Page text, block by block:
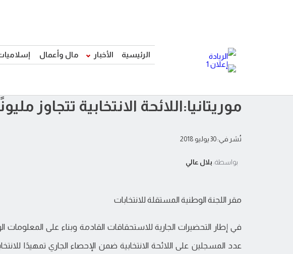
الرئيسية الأخبار مال وأعمال
موريتانيا:اللائحة الانتخابية تتجاوز مليونًا و200 ألف
نُشر في: 30 يوليو 2018
بواسطة: بلال عالي
مقر اللجنة الوطنية المستقلة للانتخابات
في إطار التحضيرات الجارية للاستحقاقات القادمة وبناء على المعلومات
عدد المسجلين على اللائحة الانتخابية ضمن الإحصاء الجاري تمهيدًا